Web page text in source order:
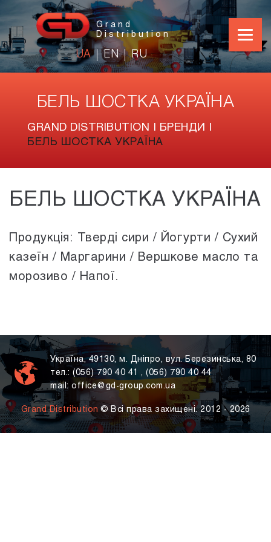
Grand
Distribution
UA EN RU
БЕЛЬ ШОСТКА УКРАЇНА
GRAND DISTRIBUTION БРЕНДИ
БЕЛЬ ШОСТКА УКРАЇНА
БЕЛЬ ШОСТКА УКРАЇНА
Продукція: Тверді сири / Йогурти / Сухий
казеїн / Маргарини / Вершкове масло та
морозиво / Напої.
Grand Distribution © Всі права захищені. 2012 - 2026
Українa, 49130, м. Дніпро, вул. Березинська, 80
тел.:(056) 790 40 41 ,(056) 790 40 44
mail:office@gd-group.com.ua